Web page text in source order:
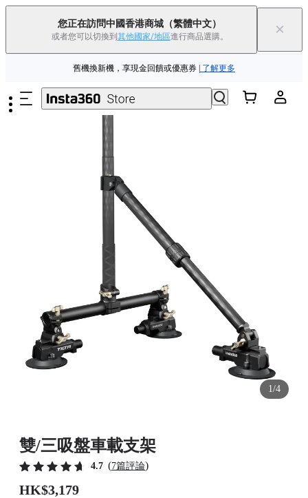
您正在訪問中國香港商城 （繁體中文）
或者您可以切換到 其他國家/地區進行商品選購。 ×
舊機換新機，享現金回饋或優惠券|了解更多
Insta360 Luna Ultra 香港限定人氣套裝 |現已上市|免運費
1/4
雙/三吸盤車載支架
4.7 (7篇評論)
HK$3,179